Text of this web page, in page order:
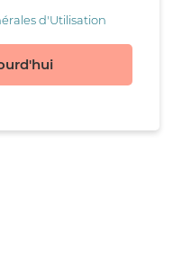
d'Utilisation